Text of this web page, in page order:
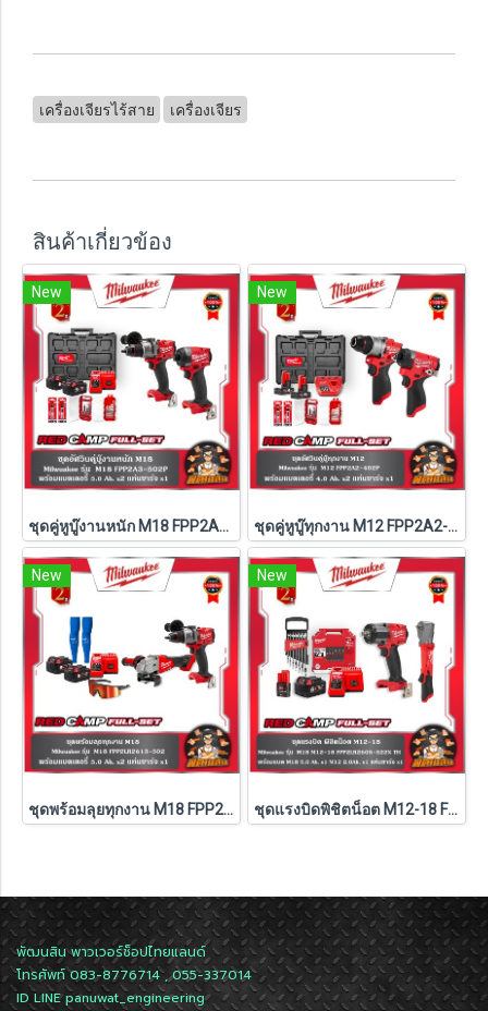
เครื่องเจียรไร้สาย เครื่องเจียร
สินค้าเกี่ยวข้อง
New
ชุดคู่หูบู๊งานหนัก M18 FPP2A3-502P Milwaukee (Q3)
New
ชุดคู่หูบู๊ทุกงาน M12 FPP2A2-402P Milwaukee (Q3)
New
ชุดพร้อมลุยทุกงาน M18 FPP2LR2613-502 Milwaukee (M18-FPD3+M18-FSAGV100XB-0X0)
New
ชุดแรงบิดพิชิตน็อต M12-18 FPP2LR2605-522X TH Milwaukee (M18-FMTIW2F12-0X0+M12-FRAIWF12-0)
พัฒนสิน พาวเวอร์ช็อปไทยแลนด์
โทรศัพท์ 083-8776714 , 055-337014
ID LINEpanuwat_engineering